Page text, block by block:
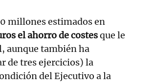
millones estimados en
el ahorro de costesque le
aunque también ha
de tres ejercicios) la
del Ejecutivo a la